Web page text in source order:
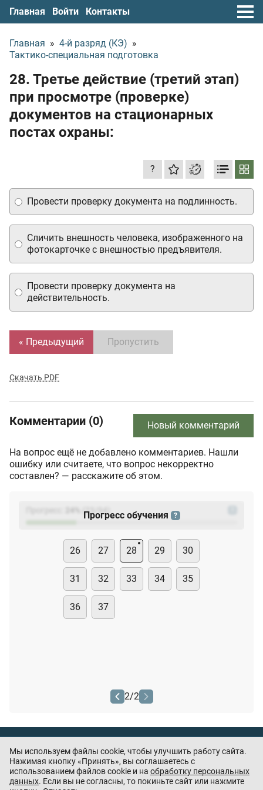
Главная Войти Контакты
Главная » 4-й разряд (КЭ) »
Тактико-специальная подготовка
28. Третье действие (третий этап)
при просмотре (проверке)
документов на стационарных
постах охраны:
?
Провести проверку документа на подлинность.
Сличить внешность человека, изображенного на
фотокарточке с внешностью предъявителя.
Провести проверку документа на
действительность.
« Предыдущий Пропустить
Скачать PDF
Комментарии (0) Новый комментарий
На вопрос ещё не добавлено комментариев. Нашли
ошибку или считаете, что вопрос некорректно
составлен? — расскажите об этом.
(23
Прогресс обучения ?
26 27 28 29 30
31 32 33 34 35
36 37
2/2
Нашли ошибку или есть предложения? —напишите
нам
Мы используем файлы cookie, чтобы улучшить работу сайта.
Нажимая кнопку «Принять», вы соглашаетесь с
использованием файлов cookie и на обработку персональных
данных. Если вы не согласны, то покиньте сайт или нажмите